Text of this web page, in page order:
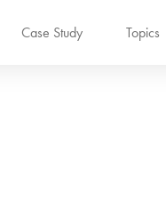
Case Study Topics